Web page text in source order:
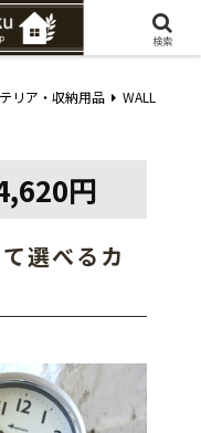
ュラルな家づくりをご提案
リア・収納用品
WALL
円
選べるカ
検索